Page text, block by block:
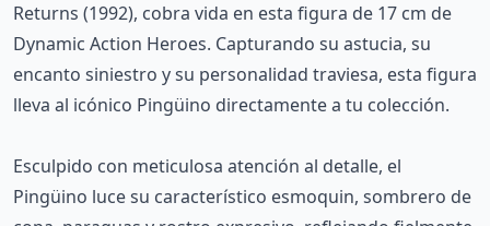
Returns (1992), cobra vida en esta figura de 17 cm de
Dynamic Action Heroes. Capturando su astucia, su
encanto siniestro y su personalidad traviesa, esta figura
lleva al icónico Pingüino directamente a tu colección.
Esculpido con meticulosa atención al detalle, el
Pingüino luce su característico esmoquin, sombrero de